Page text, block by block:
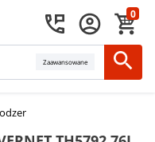
0
Zaawansowane
silnika